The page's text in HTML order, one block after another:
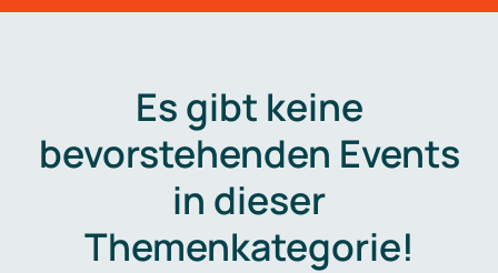
Es gibt keine
bevorstehenden Events
in dieser
Themenkategorie!